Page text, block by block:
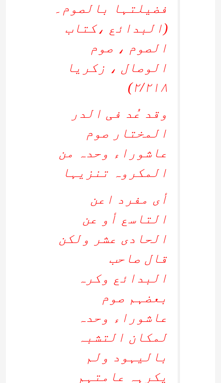
فضیلتہا بالصوم۔
(البدائع ،کتاب
الصوم ، صوم
الوصال ، زکریا
۲/۲۱۸)
وقد عُد فی الدر
المختار صوم
عاشوراء وحدہ من
المکروہ تنزیہا
أی مفرد اعن
التاسع أو عن
الحادی عشر ولکن
قال صاحب
البدائع وکرہ
بعضہم صوم
عاشوراء وحدہ
لمکان التشبہ
بالیہود ولم
یکرہہ عامتہم